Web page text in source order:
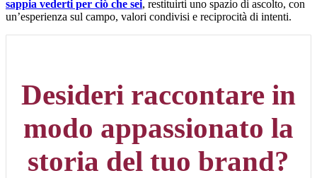
sappia vederti per ciò che sei, restituirti uno spazio di ascolto, con
un’esperienza sul campo, valori condivisi e reciprocità di intenti.
Desideri raccontare in
modo appassionato la
storia del tuo brand?